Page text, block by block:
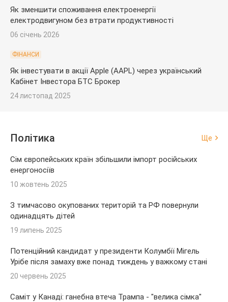
Як зменшити споживання електроенергії
електродвигуном без втрати продуктивності
06 січень 2026
ФІНАНСИ
Як інвестувати в акції Apple (AAPL) через український
Кабінет Інвестора БТС Брокер
24 листопад 2025
Політика Ще
Сім європейських країн збільшили імпорт російських
енергоносіїв
10 жовтень 2025
З тимчасово окупованих територій та РФ повернули
одинадцять дітей
19 липень 2025
Потенційний кандидат у президенти Колумбії Мігель
Урібе після замаху вже понад тиждень у важкому стані
20 червень 2025
Саміт у Канаді: ганебна втеча Трампа - "велика сімка"